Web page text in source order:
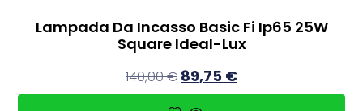
Lampada Da Incasso Basic Fi Ip65 25W
Square Ideal-Lux
140,00€ 89,75 €